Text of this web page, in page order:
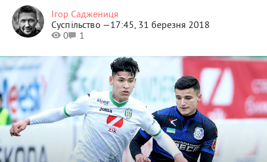
Ігор Саджениця
Суспільство —17:45, 31 березня 2018
0
1